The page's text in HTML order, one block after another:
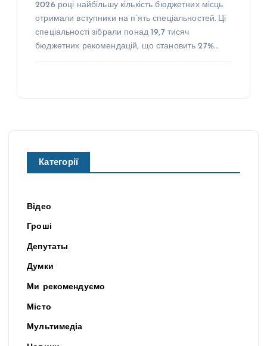
2026 році найбільшу кількість бюджетних місць
отримали вступники на п’ять спеціальностей. Ці
спеціальності зібрали понад 19,7 тисяч
бюджетних рекомендацій, що становить 27%…
Категорії
Відео
Гроші
Депутаты
Думки
Ми рекомендуємо
Місто
Мультимедіа